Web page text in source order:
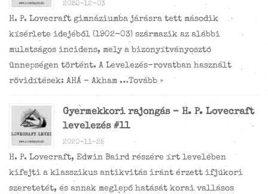
2020-12-03
H. P. Lovecraft gimnáziumba járásra tett második
kísérlete idejéből (1902-03) származik az alábbi
mulatságos incidens, mely a bizonyítványosztó
ünnepségen történt. A Levelezés-rovatban használt
rövidítések: AHÁ – Akham …Tovább »
Gyermekkori rajongás – H. P. Lovecraft
levelezés #11
2020-11-25
H. P. Lovecraft, Edwin Baird részére írt levelében
kifejti a klasszikus antikvitás iránt érzett ifjúkori
szeretetét, és annak meglepő hatását korai vallásos